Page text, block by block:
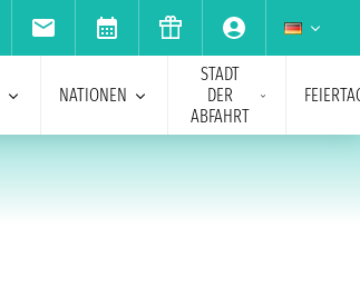
NATIONEN
STADT
DER
ABFAHRT